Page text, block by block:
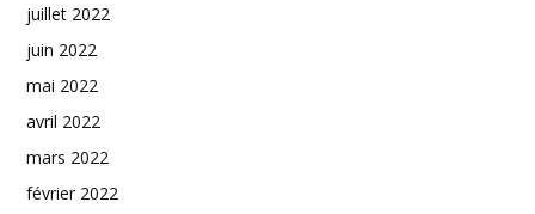
juillet 2022
juin 2022
mai 2022
avril 2022
mars 2022
février 2022